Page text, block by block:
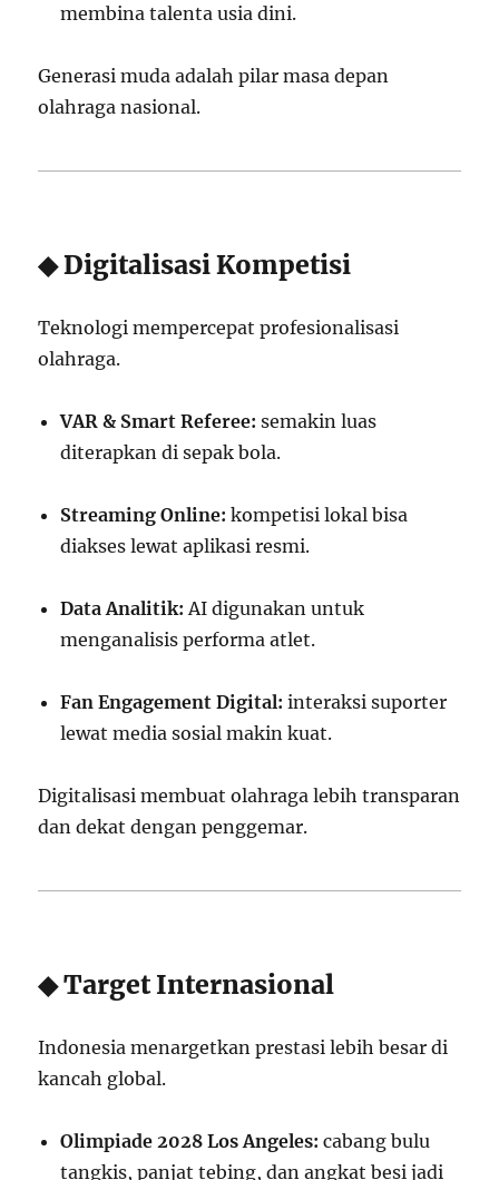
membina talenta usia dini.
Generasi muda adalah pilar masa depan
olahraga nasional.
◆ Digitalisasi Kompetisi
Teknologi mempercepat profesionalisasi
olahraga.
VAR & Smart Referee: semakin luas
diterapkan di sepak bola.
Streaming Online: kompetisi lokal bisa
diakses lewat aplikasi resmi.
Data Analitik: AI digunakan untuk
menganalisis performa atlet.
Fan Engagement Digital: interaksi suporter
lewat media sosial makin kuat.
Digitalisasi membuat olahraga lebih transparan
dan dekat dengan penggemar.
◆ Target Internasional
Indonesia menargetkan prestasi lebih besar di
kancah global.
Olimpiade 2028 Los Angeles: cabang bulu
tangkis, panjat tebing, dan angkat besi jadi